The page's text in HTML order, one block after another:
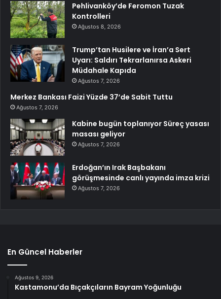
Pehlivanköy’de Feromon Tuzak
Kontrolleri
Ağustos 8, 2026
Trump’tan Husilere ve İran’a Sert
Uyarı: Saldırı Tekrarlanırsa Askeri
Müdahale Kapıda
Ağustos 7, 2026
Merkez Bankası Faizi Yüzde 37’de Sabit Tuttu
Ağustos 7, 2026
Kabine bugün toplanıyor Süreç yasası
masası geliyor
Ağustos 7, 2026
Erdoğan’ın Irak Başbakanı
görüşmesinde canlı yayında imza krizi
Ağustos 7, 2026
En Güncel Haberler
Ağustos 9, 2026
Kastamonu’da Bıçakçıların Bayram Yoğunluğu